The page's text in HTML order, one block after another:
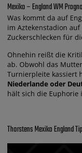
Mexiko – England WM
Was kommt da auf
im Aztekenstadion
Zuckerschlecken für
Ohnehin reißt die
ab. Obwohl das
Turnierpleite kassiert
Niederlande oder
hält sich die Euphorie
Thorstens Mexiko England